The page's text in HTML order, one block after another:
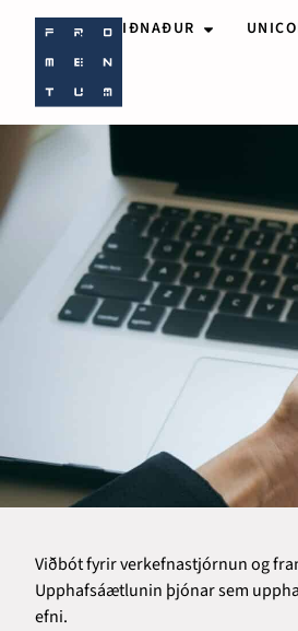
IÐNAÐUR
Viðbót fyrir verkefnastjórnun og
Upphafsáætlunin þjónar sem
efni.